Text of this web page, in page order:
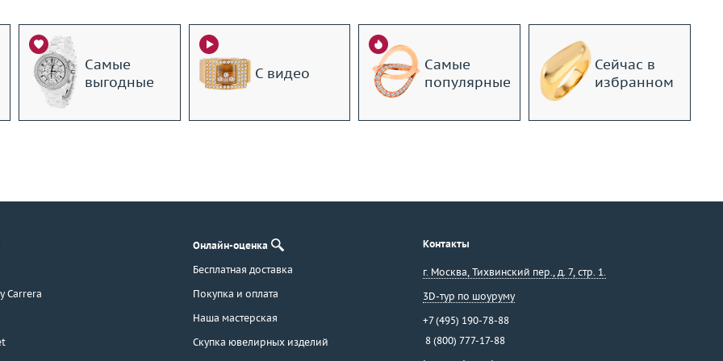
Самые
выгодные
С видео
Самые
популярные
Сейчас в
избранном
Carrera
Онлайн-оценка
Бесплатная доставка
Покупка и оплата
Наша мастерская
Скупка ювелирных изделий
Контакты
г. Москва, Тихвинский пер., д. 7, стр. 1.
3D-тур по шоуруму
+7 (495) 190-78-88
8 (800) 777-17-88